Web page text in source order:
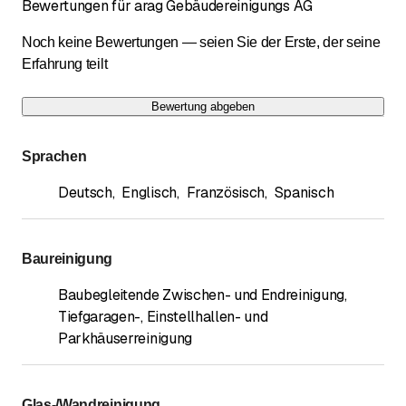
Bewertungen für arag Gebäudereinigungs AG
Noch keine Bewertungen — seien Sie der Erste, der seine
Erfahrung teilt
Bewertung abgeben
Sprachen
Deutsch, Englisch, Französisch, Spanisch
Baureinigung
Baubegleitende Zwischen- und Endreinigung,
Tiefgaragen-, Einstellhallen- und
Parkhäuserreinigung